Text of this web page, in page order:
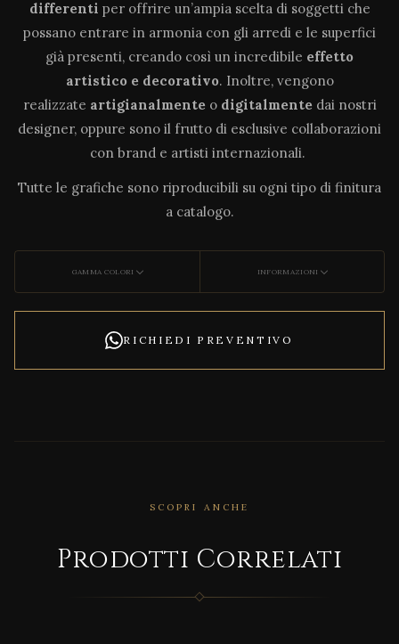
differenti per offrire un’ampia scelta di soggetti che
possano entrare in armonia con gli arredi e le superfici
già presenti, creando così un incredibile effetto
artistico e decorativo. Inoltre, vengono
realizzate artigianalmente o digitalmente dai nostri
designer, oppure sono il frutto di esclusive collaborazioni
con brand e artisti internazionali.
Tutte le grafiche sono riproducibili su ogni tipo di finitura
a catalogo.
GAMMA COLORI INFORMAZIONI
RICHIEDI PREVENTIVO
SCOPRI ANCHE
Prodotti Correlati
INSID